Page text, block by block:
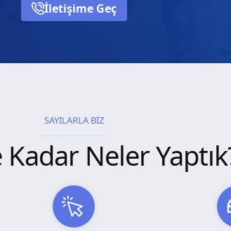
İletişime Geç
SAYILARLA BİZ
Neler